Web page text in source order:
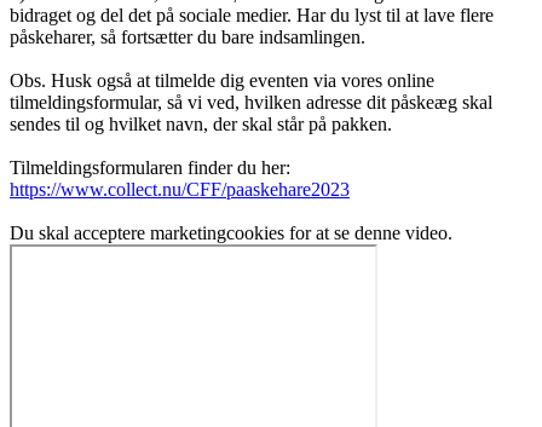
bidraget og del det på sociale medier. Har du lyst til at lave flere
påskeharer, så fortsætter du bare indsamlingen.
Obs. Husk også at tilmelde dig eventen via vores online
tilmeldingsformular, så vi ved, hvilken adresse dit påskeæg skal
sendes til og hvilket navn, der skal står på pakken.
Tilmeldingsformularen finder du her:
https://www.collect.nu/CFF/paaskehare2023
Du skal acceptere marketingcookies for at se denne video.